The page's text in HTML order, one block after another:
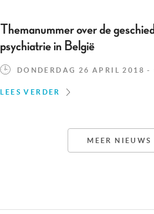
Themanummer over de
psychiatrie in België
DONDERDAG 26 APRIL 2018 -
LEES VERDER
MEER NIEUWS